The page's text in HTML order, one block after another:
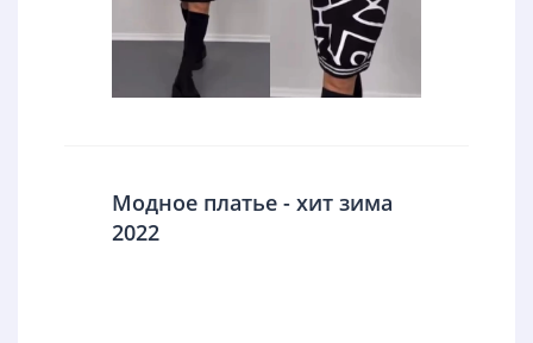
Модное платье - хит зима
2022